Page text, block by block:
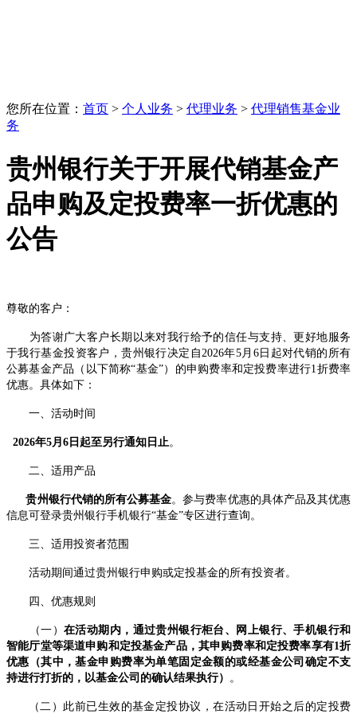
您所在位置： 首页 > 个人业务 > 代理业务 > 代理销售基金业
务
贵州银行关于开展代销基金产
品申购及定投费率一折优惠的
公告
尊敬的客户：
为答谢广大客户长期以来对我行给予的信任与支持、 更好地服务
于我行基金投资客户，贵州 银行决定 自2026年5月6日起对代销的所有
公募基金产品 （ 以下简称“基金”）的申购费率和定投费率进行1折费率
优惠。具体如下：
一、活动时间
2026年5月6日起至另行通知日止。
二、 适用产品
贵州银行代销的所有公募基金。参与费率优惠的具体产品及其优惠
信息可登录贵州银行手机银行“基金”专区进行查询。
三、适用投资者范围
活动期间通过贵州银行申购或定投基金的所有投资者。
四 、优惠规则
（一）在活动期内，通过贵州银行柜台、网上银行、手机银行和
智能厅堂等渠道申购和定投基金产品，其申购费率和定投费率享有1折
优惠 （其中，基金申购费率为单笔固定金额的或经基金公司确定不支
持进行打折的 ，以基金公司的确认结果执行） 。
（二）此前已生效的基金定投协议，在活动日开始之后的定投费